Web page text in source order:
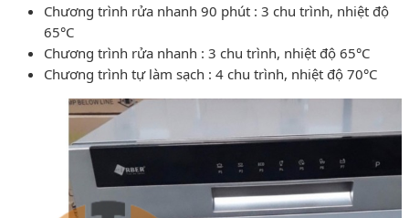
Chương trình rửa nhanh 90 phút : 3 chu trình, nhiệt độ
65°C
Chương trình rửa nhanh : 3 chu trình, nhiệt độ 65°C
Chương trình tự làm sạch : 4 chu trình, nhiệt độ 70°C